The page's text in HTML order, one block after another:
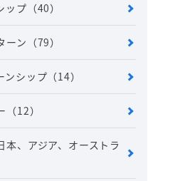
ップ （40）
ーン （79）
ンシップ （14）
（12）
本、アジア、オーストラ